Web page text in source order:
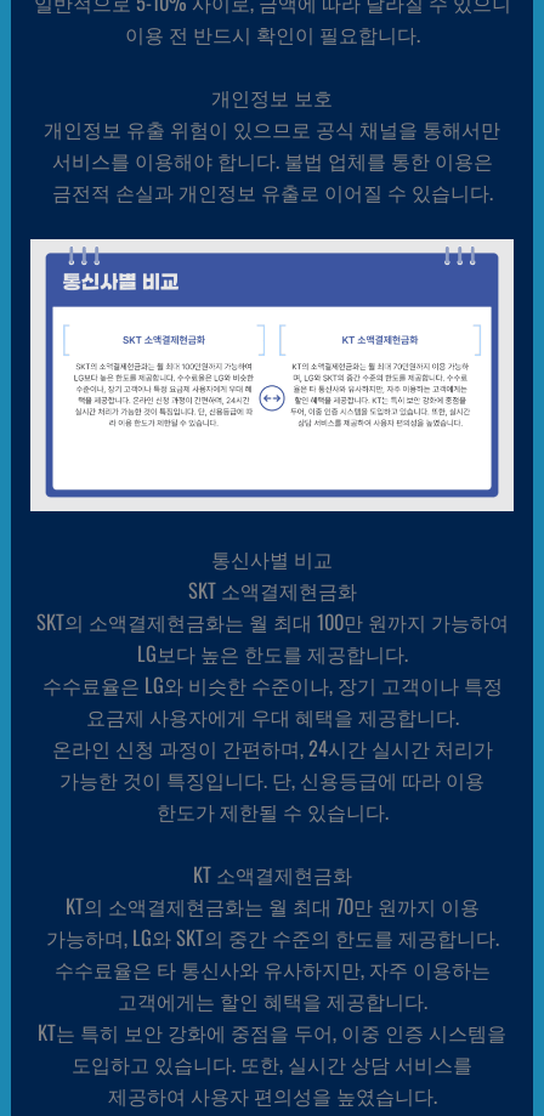
이용 전 반드시 확인이 필요합니다.
개인정보 보호
개인정보 유출 위험이 있으므로 공식 채널을 통해서만
서비스를 이용해야 합니다. 불법 업체를 통한 이용은
금전적 손실과 개인정보 유출로 이어질 수 있습니다.
통신사별 비교
SKT 소액결제현금화
SKT의 소액결제현금화는 월 최대 100만 원까지 가능하여
LG보다 높은 한도를 제공합니다.
수수료율은 LG와 비슷한 수준이나, 장기 고객이나 특정
요금제 사용자에게 우대 혜택을 제공합니다.
온라인 신청 과정이 간편하며, 24시간 실시간 처리가
가능한 것이 특징입니다. 단, 신용등급에 따라 이용
한도가 제한될 수 있습니다.
KT 소액결제현금화
KT의 소액결제현금화는 월 최대 70만 원까지 이용
가능하며, LG와 SKT의 중간 수준의 한도를 제공합니다.
수수료율은 타 통신사와 유사하지만, 자주 이용하는
고객에게는 할인 혜택을 제공합니다.
KT는 특히 보안 강화에 중점을 두어, 이중 인증 시스템을
도입하고 있습니다. 또한, 실시간 상담 서비스를
제공하여 사용자 편의성을 높였습니다.